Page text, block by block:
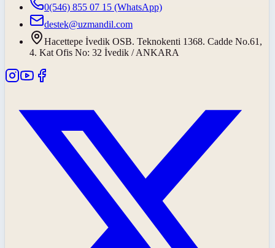
0(546) 855 07 15 (WhatsApp)
destek@uzmandil.com
Hacettepe İvedik OSB. Teknokenti 1368. Cadde No.61,
4. Kat Ofis No: 32 İvedik / ANKARA